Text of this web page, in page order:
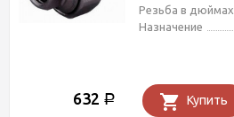
Резьба в дюймах
Назначение
632 Р Купить